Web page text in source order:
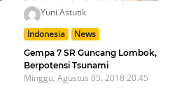
Yuni Astutik
Indonesia
News
Gempa 7 SR Guncang Lombok,
Berpotensi Tsunami
Minggu, Agustus 05, 2018 20.45